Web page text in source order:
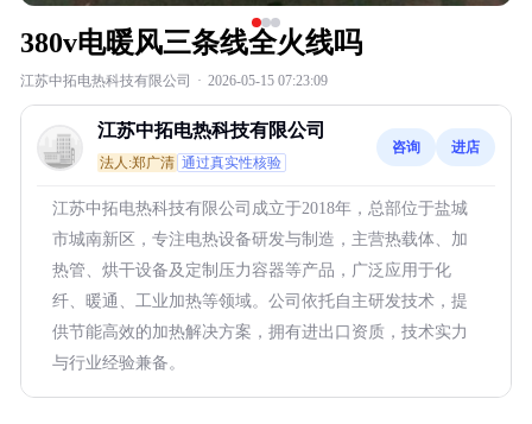
380v电暖风三条线全火线吗
江苏中拓电热科技有限公司 · 2026-05-15 07:23:09
江苏中拓电热科技有限公司
法人:郑广清 通过真实性核验
咨询 进店
江苏中拓电热科技有限公司成立于2018年，总部位于盐城
市城南新区，专注电热设备研发与制造，主营热载体、加
热管、烘干设备及定制压力容器等产品，广泛应用于化
纤、暖通、工业加热等领域。公司依托自主研发技术，提
供节能高效的加热解决方案，拥有进出口资质，技术实力
与行业经验兼备。